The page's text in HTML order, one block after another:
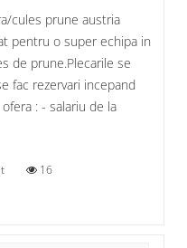
cules prune austria
pentru o super echipa in
de prune.Plecarile se
fac rezervari incepand
: - salariu de la
16